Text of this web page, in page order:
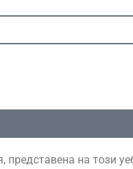
на този